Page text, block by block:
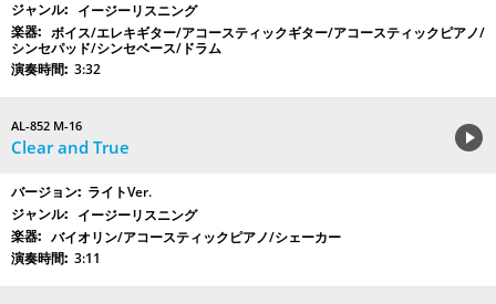
イージーリスニング
ボイス/エレキギター/アコースティックギター/アコースティックピアノ/
シンセパッド/シンセベース/ドラム
3:32
AL-852 M-16
Clear and True
ライトVer.
イージーリスニング
バイオリン/アコースティックピアノ/シェーカー
3:11